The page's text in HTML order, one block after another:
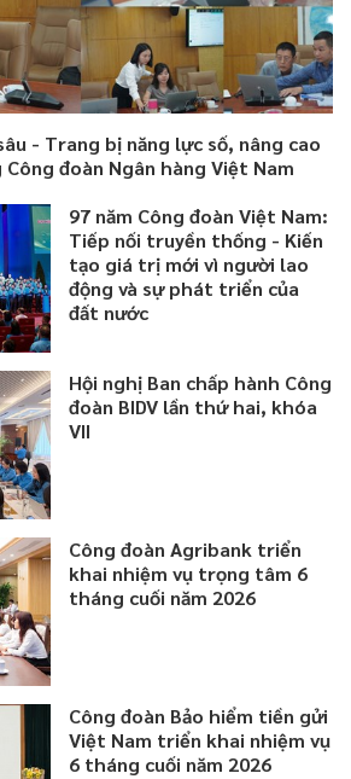
- Trang bị năng lực số, nâng cao
đoàn Ngân hàng Việt Nam
97 năm Công đoàn Việt Nam:
Tiếp nối truyền thống - Kiến
tạo giá trị mới vì người lao
động và sự phát triển của
đất nước
Hội nghị Ban chấp hành Công
đoàn BIDV lần thứ hai, khóa
VII
Công đoàn Agribank triển
khai nhiệm vụ trọng tâm 6
tháng cuối năm 2026
Công đoàn Bảo hiểm tiền gửi
Việt Nam triển khai nhiệm vụ
6 tháng cuối năm 2026